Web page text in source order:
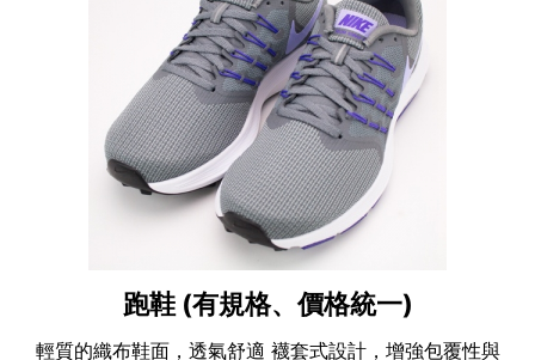
跑鞋 (有規格、價格統一)
輕質的織布鞋面，透氣舒適 襪套式設計，增強包覆性與